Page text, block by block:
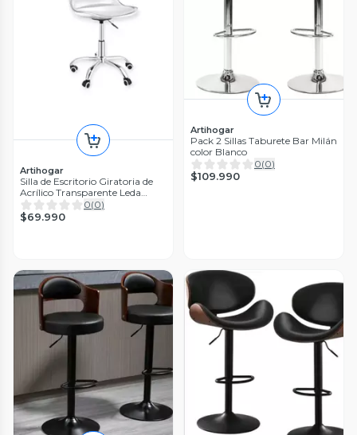
Artihogar
Silla de Escritorio Giratoria de
Acrílico Transparente Leda
Acolchada
0(0)
$69.990
Artihogar
Pack 2 Sillas Taburete Bar Milán
color Blanco
0(0)
$109.990